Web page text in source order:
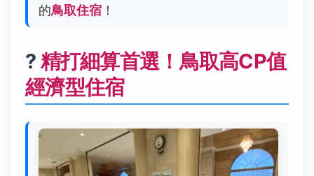
的鳥取住宿 ！
? 精打細算首選！鳥取高CP值
經濟型住宿